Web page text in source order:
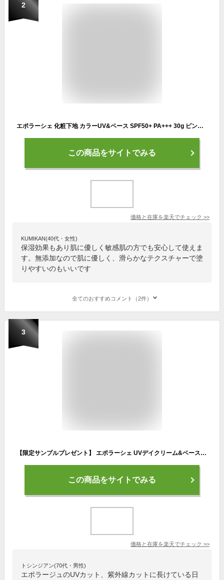
2
エポラーシェ 化粧下地 カラーUV&ベース SPF50+ PA+++ 30g ピンク系ベージュ ファンデーション【限定サンプルプレゼント】紫外線カット ベースメイク 日焼け止め ベース 日焼け止めクリーム ファンデーション 顔 UV 下地 毛穴 敏感肌 乾燥肌 保湿 EPORASHE トリプルサン
この商品をサイトでみる
価格と在庫を楽天でチェック >>
KUMIKAN(40代・女性)
保湿効果もあり肌に優しく敏感肌の方でも安心して使えま
す。無添加なので肌に優しく、滑らかなテクスチャーで塗
りやすいのもいいです
全てのおすすめコメント（2件）
3
【限定サンプルプレゼント】 エポラーシェ UVデイクリーム&ベース SPF45！PA++ 紫外線カット 日焼け止め 化粧下地 崩れない 日焼け止めクリーム 顔 UV 下地 毛穴 ツヤ肌 敏感肌 乾燥肌 保湿 EPORASHE トリプルサン化粧品 無鉱物油 無香料 パラベンフリー 岡江美希
この商品をサイトでみる
価格と在庫を楽天でチェック >>
トシンジアン(70代・男性)
エポラージュのUVカット、紫外線カットに長けている日